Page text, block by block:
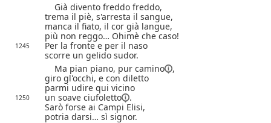
Già divento freddo freddo,
trema il piè, s'arresta il sangue,
manca il fiato, il cor già langue,
più non reggo… Ohimè che caso!
1245
Per la fronte e per il naso
scorre un gelido sudor.
Ma pian piano, pur camino
,
giro gl'occhi, e con diletto
parmi udire qui vicino
1250 un soave ciufoletto
.
Sarò forse ai Campi Elisi,
potria darsi… sì signor.